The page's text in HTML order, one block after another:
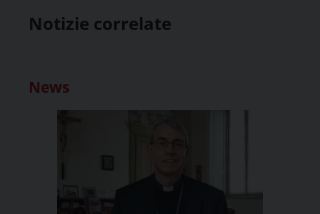
Notizie correlate
News